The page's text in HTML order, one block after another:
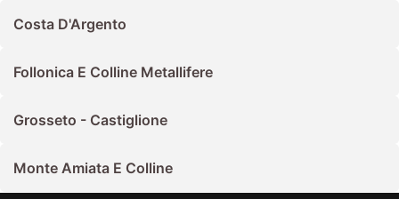
Costa D'Argento
Follonica E Colline Metallifere
Grosseto - Castiglione
Monte Amiata E Colline